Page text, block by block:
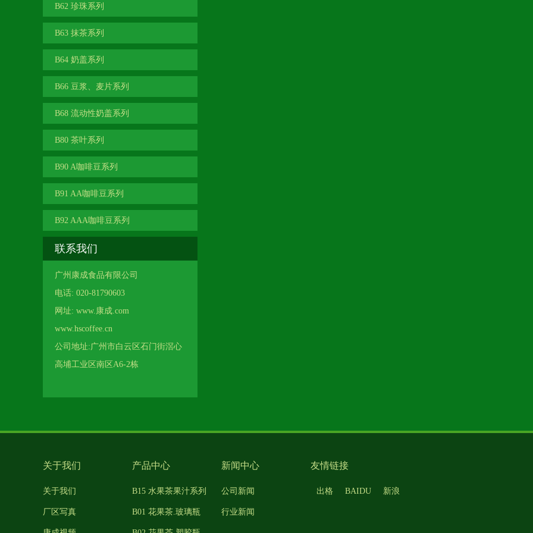
B62 珍珠系列
B63 抹茶系列
B64 奶盖系列
B66 豆浆、麦片系列
B68 流动性奶盖系列
B80 茶叶系列
B90 A咖啡豆系列
B91 AA咖啡豆系列
B92 AAA咖啡豆系列
联系我们
广州康成食品有限公司
电话: 020-81790603
网址: www.康成.com
www.hscoffee.cn
公司地址:广州市白云区石门街滘心
高埔工业区南区A6-2栋
关于我们
关于我们
厂区写真
产品中心
B15 水果茶果汁系列
B01 花果茶.玻璃瓶
新闻中心
公司新闻
行业新闻
友情链接
出格 BAIDU 新浪